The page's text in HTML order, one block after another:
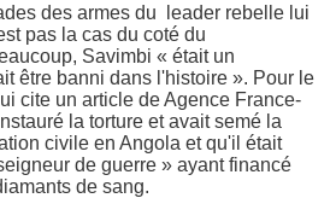
des armes du leader rebelle lui
pas la cas du coté du
Savimbi « était un
être banni dans l'histoire ». Pour le
cite un article de Agence France-
la torture et avait semé la
civile en Angola et qu'il était
de guerre » ayant financé
de sang.